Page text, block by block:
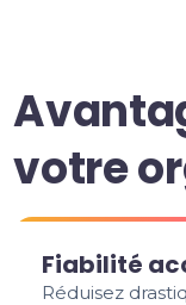
votre
Fiabilité
Réduisez